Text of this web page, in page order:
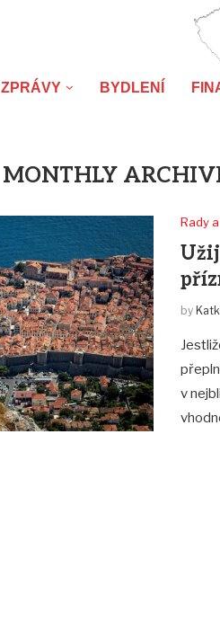
ZPRÁVY BYDLENÍ
MONTHLY
Rady
by
v